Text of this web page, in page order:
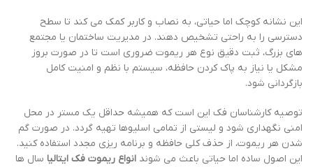
این نشانه کوچک اما حیاتی، به نصاب و کاربر کمک می کند تا سطح
دسترسی را به راحتی تشخیص دهند. در مدیریت ساختمان یا مجتمع
های بزرگ، ثبت دقیق نوع هر ریموت ضروری است تا در صورت بروز
مشکل یا نیاز به پاک کردن حافظه، سیستم با نظم و امنیت کامل
بازگردانی شود.
توصیه کارشناسان فک این است که همیشه حداقل یک مستر در محل
امنی نگهداری شود و لیستی از تمامی اسلیوها تهیه گردد. در صورت گم
شدن هر ریموت، از حذف کلی حافظه و برنامه ریزی مجدد استفاده کنید.
این اصول ساده اما حیاتی باعث می شوند انواع ریموت فک ایتالیا سال ها